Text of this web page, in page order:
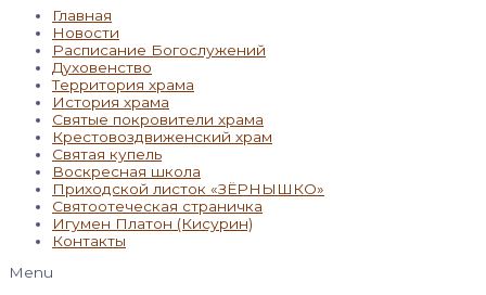
Главная
Новости
Расписание Богослужений
Духовенство
Территория храма
История храма
Святые покровители храма
Крестовоздвиженский храм
Святая купель
Воскресная школа
Приходской листок «ЗЁРНЫШКО»
Святоотеческая страничка
Игумен Платон (Кисурин)
Контакты
Menu